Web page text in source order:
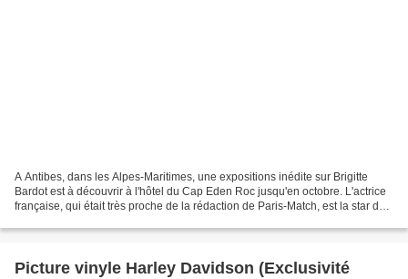
A Antibes, dans les Alpes-Maritimes, une expositions inédite sur Brigitte
Bardot est à découvrir à l'hôtel du Cap Eden Roc jusqu'en octobre. L'actrice
française, qui était très proche de la rédaction de Paris-Match, est la star de
Picture vinyle Harley Davidson (Exclusivité